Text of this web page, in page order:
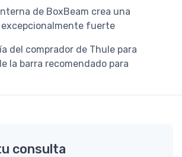
de BoxBeam crea una
excepcionalmente fuerte
del comprador de Thule para
la barra recomendado para
consulta